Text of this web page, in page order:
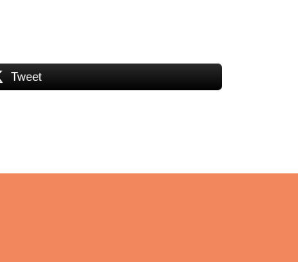
Tweet